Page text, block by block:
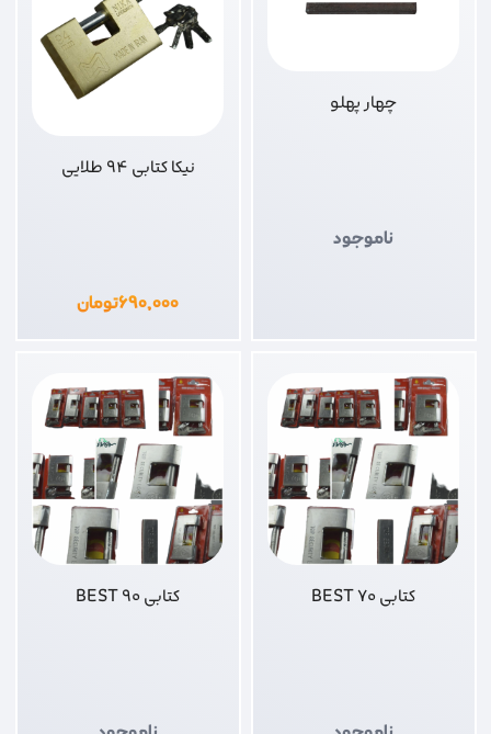
چهار پهلو
ناموجود
نیکا کتابی 94 طلایی
۶۹۰,۰۰۰تومان
کتابی 70 BEST کتابی 90 BEST